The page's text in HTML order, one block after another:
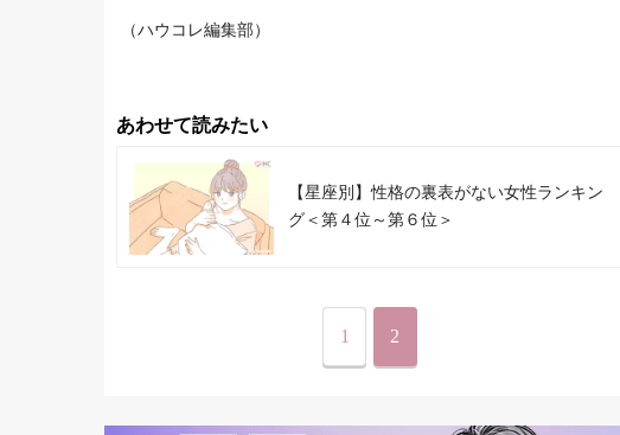
（ハウコレ編集部）
あわせて読みたい
【星座別】性格の裏表がない女性ランキン
グ＜第４位～第６位＞
1 2